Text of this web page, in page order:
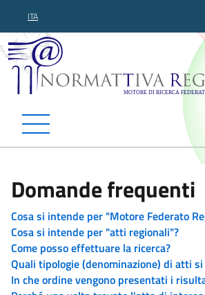
ITA
Normattiva
Domande frequenti
Cosa si intende per "Motore Federato
Cosa si intende per "atti regionali"?
Come posso effettuare la ricerca?
Quali tipologie (denominazione) di atti
In che ordine vengono presentati i